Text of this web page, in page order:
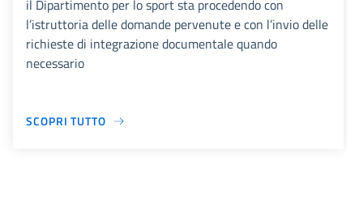
il Dipartimento per lo sport sta procedendo con
l’istruttoria delle domande pervenute e con l’invio delle
richieste di integrazione documentale quando
necessario
SCOPRI TUTTO